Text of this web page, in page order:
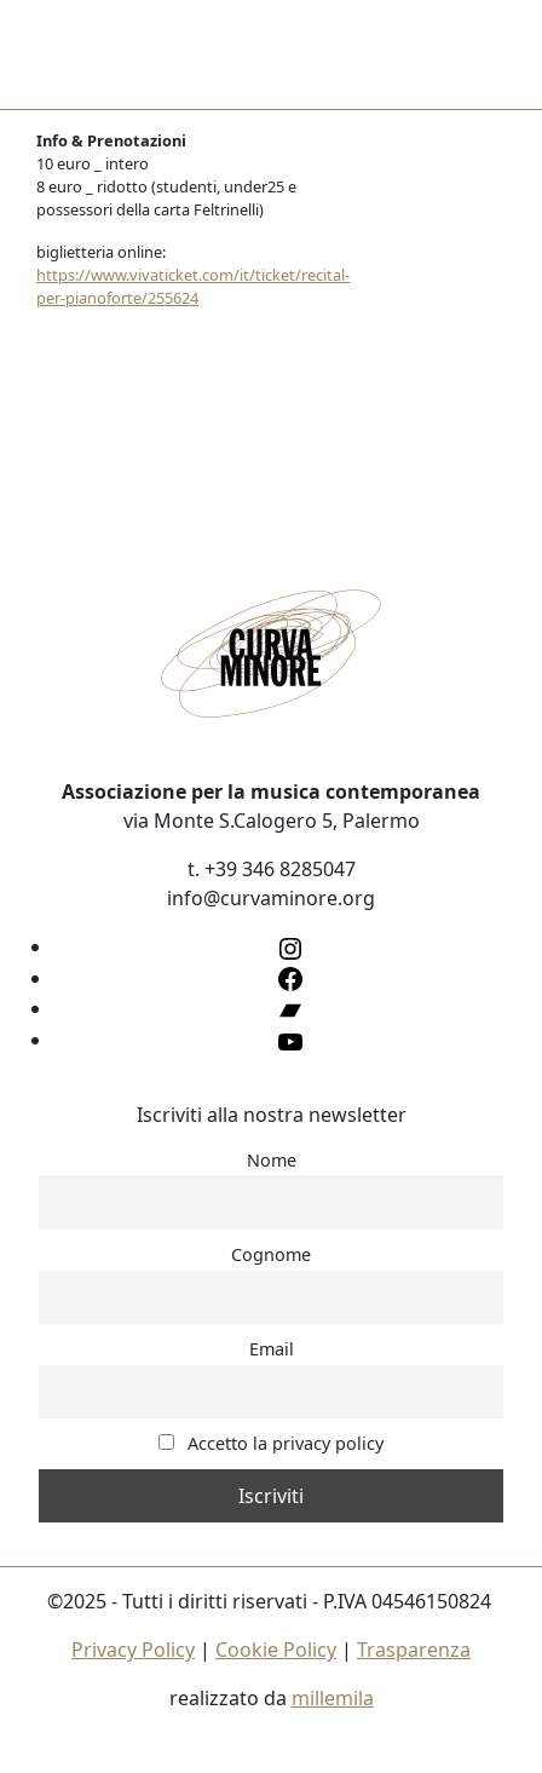
Info & Prenotazioni
10 euro _ intero
8 euro _ ridotto (studenti, under25 e
possessori della carta Feltrinelli)
biglietteria online:
https://www.vivaticket.com/it/ticket/recital-
per-pianoforte/255624
Associazione per la musica contemporanea
via Monte S.Calogero 5, Palermo
t. +39 346 8285047
info@curvaminore.org
Iscriviti alla nostra newsletter
Nome
Cognome
Email
Accetto la privacy policy
©2025 - Tutti i diritti riservati - P.IVA 04546150824
Privacy Policy | Cookie Policy | Trasparenza
realizzato da millemila